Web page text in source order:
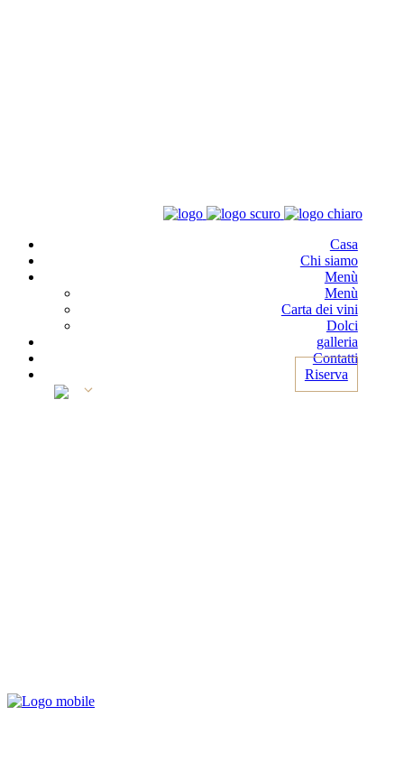
Casa
Chi siamo
Menù
Menù
Carta dei vini
Dolci
galleria
Contatti
Riserva